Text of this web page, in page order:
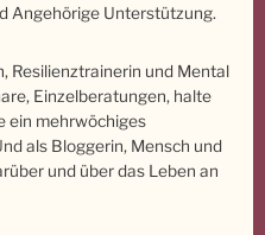
Angehörige Unterstützung.
Resilienztrainerin und Mental
Einzelberatungen, halte
ein mehrwöchiges
als Bloggerin, Mensch und
und über das Leben an